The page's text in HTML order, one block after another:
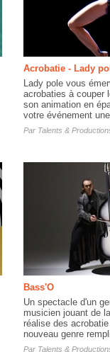
Acrobatie - Lady
Lady pole vous
acrobaties à couper
son animation en
votre événement
Par Talents &
Bass'O
Un spectacle d'un
musicien jouant de
réalise des
nouveau genre
Par Talents &